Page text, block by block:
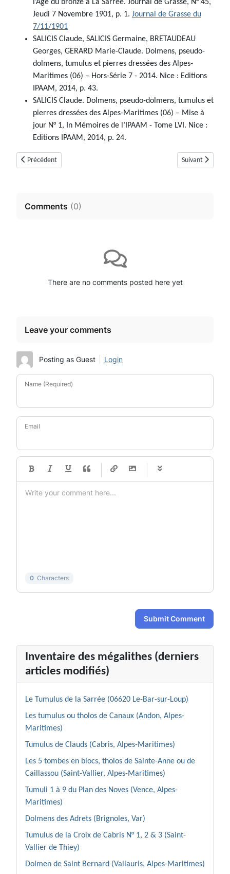
l’Age du bronze à La Sarrée. Journal de Grasse, N° 45,
Jeudi 7 Novembre 1901, p. 1. Journal de Grasse du
7/11/1901
SALICIS Claude, SALICIS Germaine, BRETAUDEAU
Georges, GERARD Marie-Claude. Dolmens, pseudo-
dolmens, tumulus et pierres dressées des Alpes-
Maritimes (06) – Hors-Série 7 - 2014. Nice : Editions
IPAAM, 2014, p. 43.
SALICIS Claude. Dolmens, pseudo-dolmens, tumulus et
pierres dressées des Alpes-Maritimes (06) – Mise à
jour N° 1, In Mémoires de l’IPAAM - Tome LVI. Nice :
Editions IPAAM, 2014, p. 24.
Article précédent : Dolmen de Mauvans sud (Saint-Cézaire-sur-Siagne)
Précédent Article suivant :
Suivant
Comments (0)
There are no comments posted here yet
Leave your comments
Posting as Guest Login
Name (Required)
Email
-
-
-
-
0 Characters
Submit Comment
Inventaire des mégalithes (derniers
articles modifiés)
Le Tumulus de la Sarrée (06620 Le-Bar-sur-Loup)
Les tumulus ou tholos de Canaux (Andon, Alpes-
Maritimes)
Tumulus de Clauds (Cabris, Alpes-Maritimes)
Les 5 tombes en blocs, tholos de Sainte-Anne ou de
Caillassou (Saint-Vallier, Alpes-Maritimes)
Tumuli 1 à 9 du Plan des Noves (Vence, Alpes-
Maritimes)
Dolmens des Adrets (Brignoles, Var)
Tumulus de la Croix de Cabris N° 1, 2 & 3 (Saint-
Vallier de Thiey)
Dolmen de Saint Bernard (Vallauris, Alpes-Maritimes)